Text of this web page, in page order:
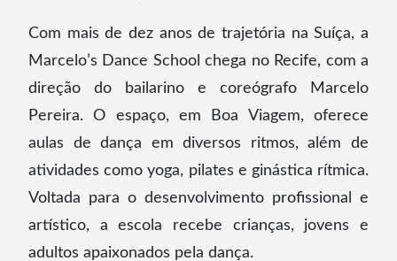
Com mais de dez anos de trajetória na Suíça, a
Marcelo’s Dance School chega no Recife, com a
direção do bailarino e coreógrafo Marcelo
Pereira. O espaço, em Boa Viagem, oferece
aulas de dança em diversos ritmos, além de
atividades como yoga, pilates e ginástica rítmica.
Voltada para o desenvolvimento profissional e
artístico, a escola recebe crianças, jovens e
adultos apaixonados pela dança.